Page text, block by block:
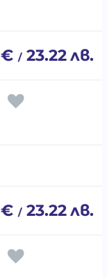
€ / 23.22лв.
€ / 23.22лв.